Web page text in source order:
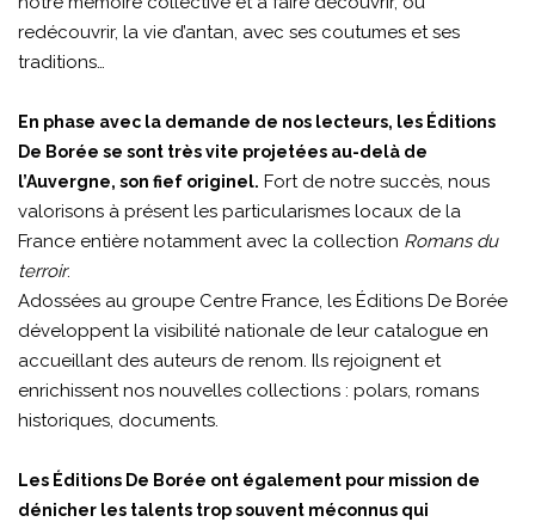
redécouvrir, la vie d’antan, avec ses coutumes et ses
traditions…
En phase avec la demande de nos lecteurs, les Éditions
De Borée se sont très vite projetées au-delà de
l’Auvergne, son fief originel. Fort de notre succès, nous
valorisons à présent les particularismes locaux de la
France entière notamment avec la collection Romans du
terroir.
Adossées au groupe Centre France, les Éditions De Borée
développent la visibilité nationale de leur catalogue en
accueillant des auteurs de renom. Ils rejoignent et
enrichissent nos nouvelles collections : polars, romans
historiques, documents.
Les Éditions De Borée ont également pour mission de
dénicher les talents trop souvent méconnus qui